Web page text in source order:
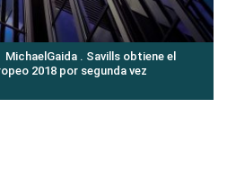
MichaelGaida . Savills obtiene el
2018 por segunda vez